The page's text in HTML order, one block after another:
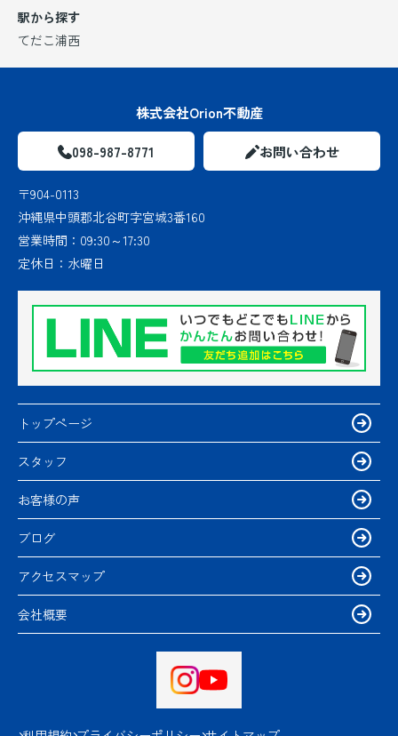
駅から探す
てだこ浦西
株式会社Orion不動産
098-987-8771 お問い合わせ
〒904-0113
沖縄県中頭郡北谷町字宮城3番160
営業時間： 09:30～17:30
定休日： 水曜日
トップページ
スタッフ
お客様の声
ブログ
アクセスマップ
会社概要